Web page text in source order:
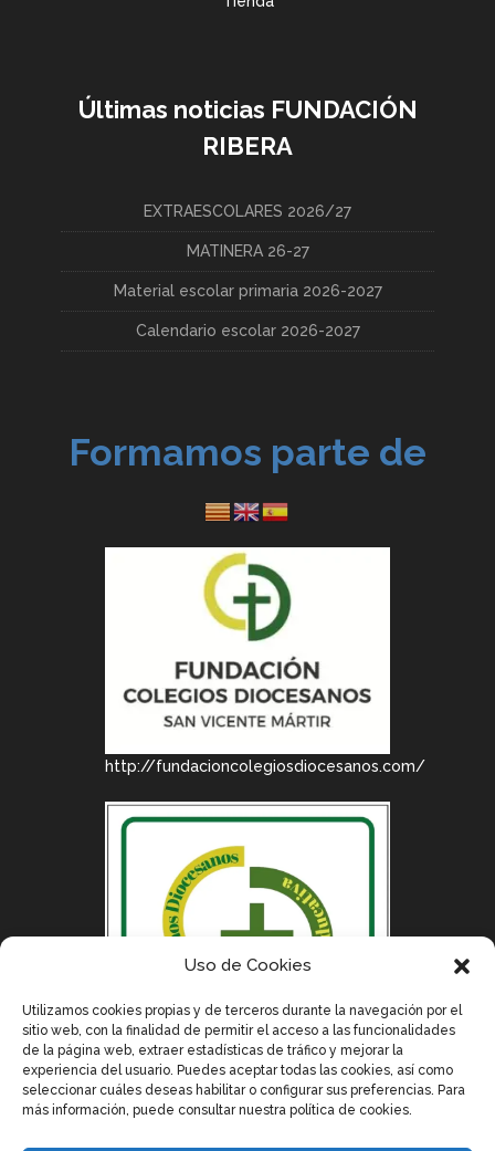
Uso de Cookies
Utilizamos cookies propias y de terceros durante la navegación por el
sitio web, con la finalidad de permitir el acceso a las funcionalidades
de la página web, extraer estadísticas de tráfico y mejorar la
experiencia del usuario. Puedes aceptar todas las cookies, así como
seleccionar cuáles deseas habilitar o configurar sus preferencias. Para
más información, puede consultar nuestra política de cookies.
Últimas noticias FUNDACIÓN
RIBERA
EXTRAESCOLARES 2026/27
MATINERA 26-27
Material escolar primaria 2026-2027
Calendario escolar 2026-2027
Formamos parte de
http://fundacioncolegiosdiocesanos.com/